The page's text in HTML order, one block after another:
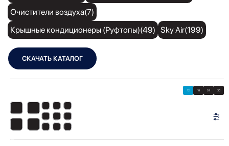
Очистители воздуха(7)
Крышные кондиционеры (Руфтопы)(49) Sky Air(199)
СКАЧАТЬ КАТАЛОГ
12 18 24 30
Показать: